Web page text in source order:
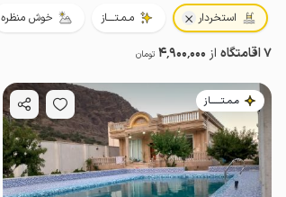
استخردار مـمـتــــاز خوش منظره
7 اقامتگاه از 4٬900٬000 تومان
مـمـتــــــاز